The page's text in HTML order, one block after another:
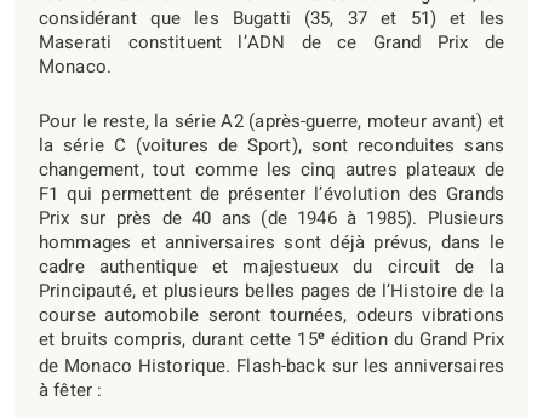
considérant que les Bugatti (35, 37 et 51) et les
Maserati constituent l’ADN de ce Grand Prix de
Monaco.
Pour le reste, la série A2 (après-guerre, moteur avant) et
la série C (voitures de Sport), sont reconduites sans
changement, tout comme les cinq autres plateaux de
F1 qui permettent de présenter l’évolution des Grands
Prix sur près de 40 ans (de 1946 à 1985). Plusieurs
hommages et anniversaires sont déjà prévus, dans le
cadre authentique et majestueux du circuit de la
Principauté, et plusieurs belles pages de l’Histoire de la
course automobile seront tournées, odeurs vibrations
et bruits compris, durant cette 15eédition du Grand Prix
de Monaco Historique. Flash-back sur les anniversaires
à fêter :